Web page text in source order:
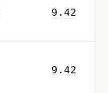
9.42
9.42